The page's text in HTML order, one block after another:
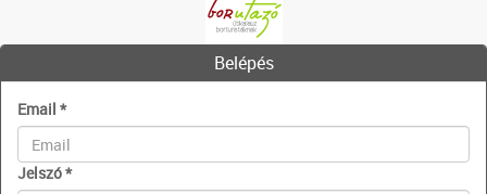
Belépés
Email *
Jelszó*